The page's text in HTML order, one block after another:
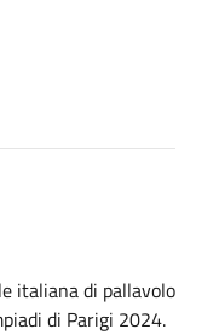
italiana di pallavolo
di Parigi 2024.